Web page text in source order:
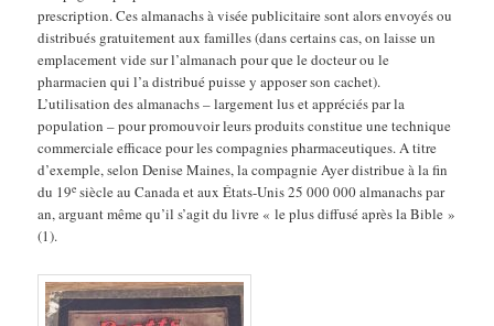
prescription. Ces almanachs à visée publicitaire sont alors envoyés ou
distribués gratuitement aux familles (dans certains cas, on laisse un
emplacement vide sur l’almanach pour que le docteur ou le
pharmacien qui l’a distribué puisse y apposer son cachet).
L’utilisation des almanachs – largement lus et appréciés par la
population – pour promouvoir leurs produits constitue une technique
commerciale efficace pour les compagnies pharmaceutiques. A titre
d’exemple, selon Denise Maines, la compagnie Ayer distribue à la fin
du 19e siècle au Canada et aux États-Unis 25 000 000 almanachs par
an, arguant même qu’il s’agit du livre « le plus diffusé après la Bible »
(1).